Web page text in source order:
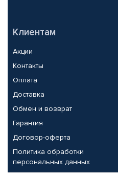
Клиентам
Акции
Контакты
Оплата
Доставка
Обмен и возврат
Гарантия
Договор-оферта
Политика обработки
персональных данных